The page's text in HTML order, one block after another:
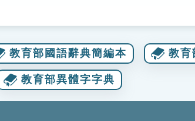
教育部國語辭典簡編本 教育
教育部異體字字典